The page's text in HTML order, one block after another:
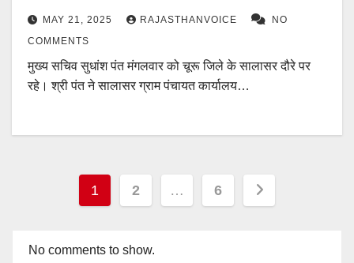
MAY 21, 2025 RAJASTHANVOICE
NO
COMMENTS
मुख्य सचिव सुधांश पंत मंगलवार को चूरू जिले के सालासर दौरे पर
रहे। श्री पंत ने सालासर ग्राम पंचायत कार्यालय…
Posts
1 2 … 6
No comments to show.